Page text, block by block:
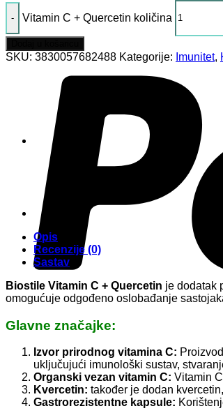
Vitamin C + Quercetin količina
SKU: 3830057682488 Kategorije: Imunitet,
Opis
Recenzije (0)
Sastav
Biostile Vitamin C + Quercetin je dodatak
omogućuje odgođeno oslobađanje
Glavne značajke:
Izvor prirodnog vitamina C:
uključujući imunološki sustav,
Organski vezan vitamin C: Vitamin
Kvercetin: također je dodan
Gastrorezistentne kapsule: